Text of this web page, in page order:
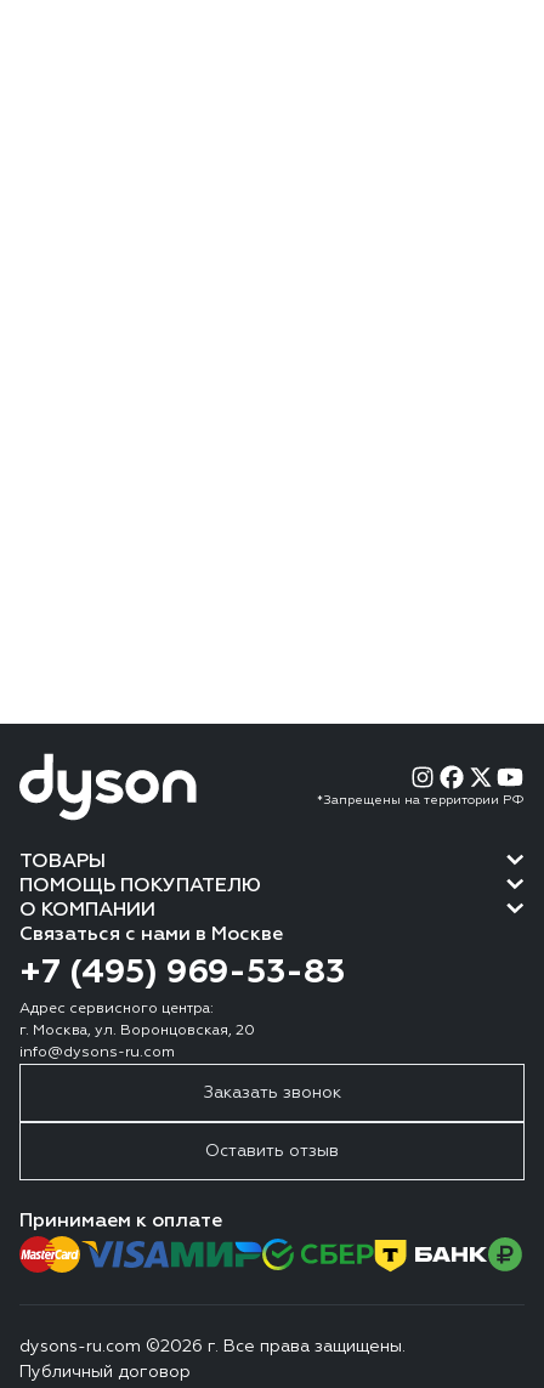
*Запрещены на территории РФ
ТОВАРЫ
ПОМОЩЬ ПОКУПАТЕЛЮ
О КОМПАНИИ
Связаться с нами в Москве
+7 (495) 969-53-83
Адрес сервисного центра:
г. Москва, ул. Воронцовская, 20
info@dysons-ru.com
Заказать звонок
Оставить отзыв
Принимаем к оплате
dysons-ru.com ©2026 г. Все права защищены.
Публичный договор